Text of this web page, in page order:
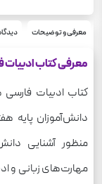
معرفی و توضیحات
معرفی کتاب
کتاب ادبیات
دانش‌آموزان پایه
منظور آشنایی
مهارت‌های زبانی و